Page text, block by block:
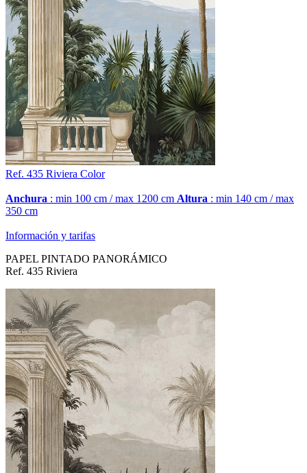
Ref. 435 Riviera Color
Anchura : min 100 cm / max 1200 cm Altura : min 140 cm / max
350 cm
Información y tarifas
PAPEL PINTADO PANORÁMICO
Ref. 435 Riviera